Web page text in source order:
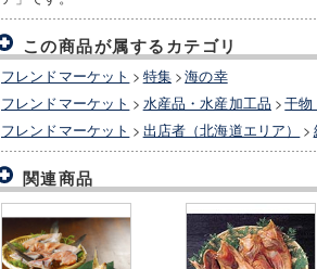
この商品が属するカテゴリ
フレンドマーケット > 特集 >海の幸
フレンドマーケット > 水産品・水産加工品 >干物
フレンドマーケット > 出店者（北海道エリア） >
関連商品